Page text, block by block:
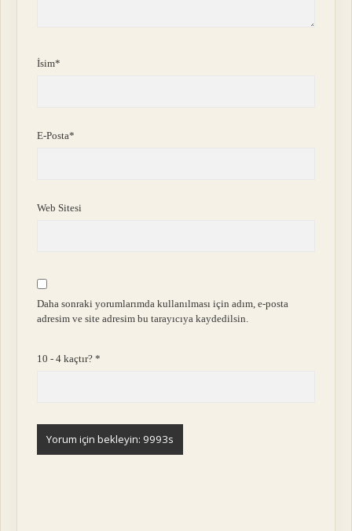
İsim*
E-Posta*
Web Sitesi
Daha sonraki yorumlarımda kullanılması için adım, e-posta
adresim ve site adresim bu tarayıcıya kaydedilsin.
10 - 4 kaçtır?*